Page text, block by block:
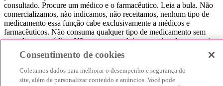
consultado. Procure um médico e o farmacêutico. Leia a bula. Não
comercializamos, não indicamos, não receitamos, nenhum tipo de
medicamento essa função cabe exclusivamente a médicos e
farmacêuticos. Não consuma qualquer tipo de medicamento sem
consultar seu médico. Não somos uma loja ou marketplace, ou seja,
não realizamos a venda de medicamentos, apenas contribuímos para
que você encontre o preço mais barato, comparando os preços de
produtos farmacêuticos. Contribuímos e damos auxílio para que sua
experiência seja bem-sucedida, mas a finalização da compra
Consentimento de cookies
Coletamos dados para melhorar o desempenho e segurança do
site, além de personalizar conteúdo e anúncios. Você pode